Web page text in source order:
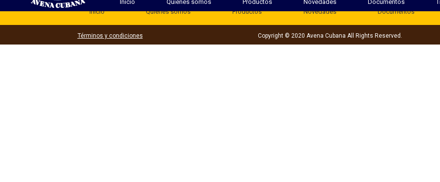
Inicio Quienes somos Productos Novedades Documentos
Inicio
Quienes somos Productos Novedades Documentos
Términos y condiciones Copyright © 2020 Avena Cubana All Rights Reserved.